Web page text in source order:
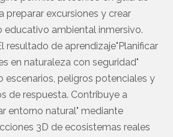
preparar excursiones y crear
educativo ambiental inmersivo.
resultado de aprendizaje"Planificar
en naturaleza con seguridad"
escenarios, peligros potenciales y
de respuesta. Contribuye a
entorno natural" mediante
3D de ecosistemas reales